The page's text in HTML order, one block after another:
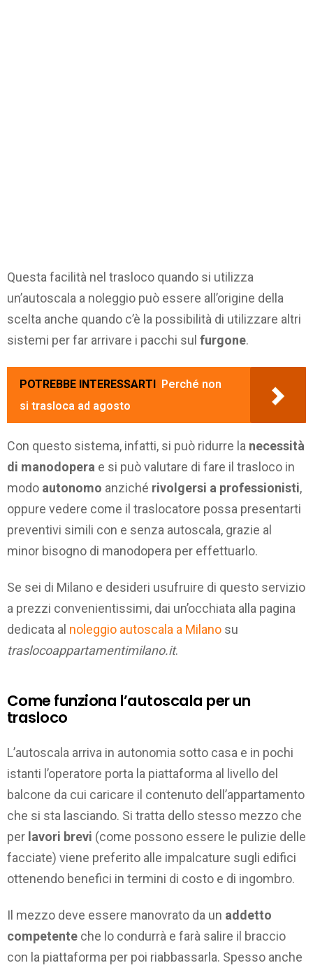
Questa facilità nel trasloco quando si utilizza
un’autoscala a noleggio può essere all’origine della
scelta anche quando c’è la possibilità di utilizzare altri
sistemi per far arrivare i pacchi sul furgone.
POTREBBE INTERESSARTI Perché non
si trasloca ad agosto
Con questo sistema, infatti, si può ridurre la necessità
di manodopera e si può valutare di fare il trasloco in
modo autonomo anziché rivolgersi a professionisti,
oppure vedere come il traslocatore possa presentarti
preventivi simili con e senza autoscala, grazie al
minor bisogno di manodopera per effettuarlo.
Se sei di Milano e desideri usufruire di questo servizio
a prezzi convenientissimi, dai un’occhiata alla pagina
dedicata al noleggio autoscala a Milano su
traslocoappartamentimilano.it.
Come funziona l’autoscala per un
trasloco
L’autoscala arriva in autonomia sotto casa e in pochi
istanti l’operatore porta la piattaforma al livello del
balcone da cui caricare il contenuto dell’appartamento
che si sta lasciando. Si tratta dello stesso mezzo che
per lavori brevi (come possono essere le pulizie delle
facciate) viene preferito alle impalcature sugli edifici
ottenendo benefici in termini di costo e di ingombro.
Il mezzo deve essere manovrato da un addetto
competente che lo condurrà e farà salire il braccio
con la piattaforma per poi riabbassarla. Spesso anche